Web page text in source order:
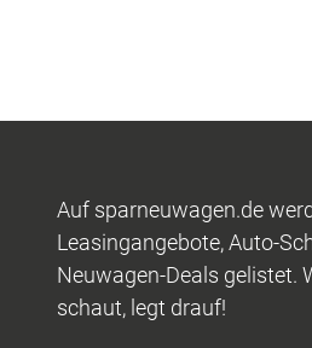
Auf sparneuwagen.de
Leasingangebote, Auto-
Neuwagen-Deals gelistet.
schaut, legt drauf!